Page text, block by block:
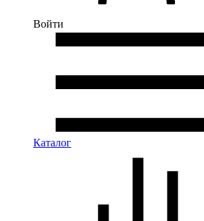
Войти
Каталог